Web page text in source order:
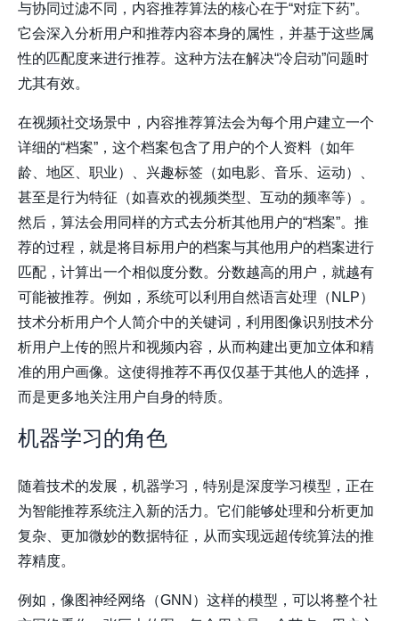
与协同过滤不同，内容推荐算法的核心在于“对症下药”。
它会深入分析用户和推荐内容本身的属性，并基于这些属
性的匹配度来进行推荐。这种方法在解决“冷启动”问题时
尤其有效。
在视频社交场景中，内容推荐算法会为每个用户建立一个
详细的“档案”，这个档案包含了用户的个人资料（如年
龄、地区、职业）、兴趣标签（如电影、音乐、运动）、
甚至是行为特征（如喜欢的视频类型、互动的频率等）。
然后，算法会用同样的方式去分析其他用户的“档案”。推
荐的过程，就是将目标用户的档案与其他用户的档案进行
匹配，计算出一个相似度分数。分数越高的用户，就越有
可能被推荐。例如，系统可以利用自然语言处理（NLP）
技术分析用户个人简介中的关键词，利用图像识别技术分
析用户上传的照片和视频内容，从而构建出更加立体和精
准的用户画像。这使得推荐不再仅仅基于其他人的选择，
而是更多地关注用户自身的特质。
机器学习的角色
随着技术的发展，机器学习，特别是深度学习模型，正在
为智能推荐系统注入新的活力。它们能够处理和分析更加
复杂、更加微妙的数据特征，从而实现远超传统算法的推
荐精度。
例如，像图神经网络（GNN）这样的模型，可以将整个社